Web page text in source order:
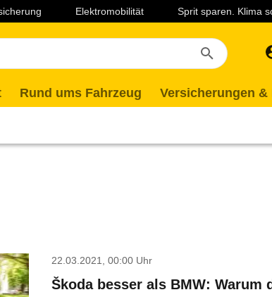
Elektromobilität Sprit sparen. Klima
Rund ums Fahrzeug Versicherungen &
22.03.2021, 00:00 Uhr
Škoda besser als BMW: Warum